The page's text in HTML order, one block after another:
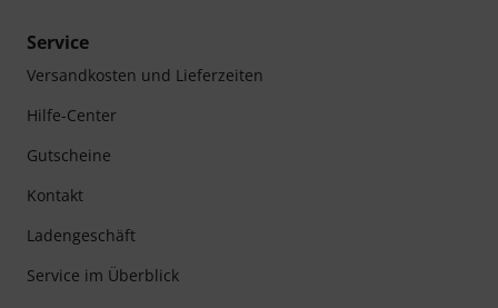
Service
Versandkosten und Lieferzeiten
Hilfe-Center
Gutscheine
Kontakt
Ladengeschäft
Service im Überblick